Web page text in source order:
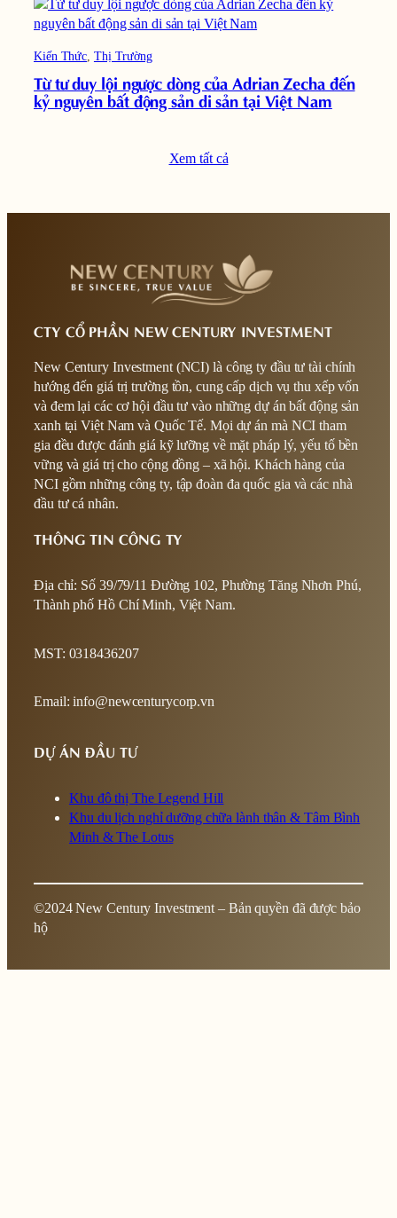
Kiến Thức, Thị Trường
Từ tư duy lội ngược dòng của Adrian Zecha đến
kỷ nguyên bất động sản di sản tại Việt Nam
Xem tất cả
CTY CỔ PHẦN NEW CENTURY INVESTMENT
New Century Investment (NCI) là công ty đầu tư tài chính
hướng đến giá trị trường tồn, cung cấp dịch vụ thu xếp vốn
và đem lại các cơ hội đầu tư vào những dự án bất động sản
xanh tại Việt Nam và Quốc Tế. Mọi dự án mà NCI tham
gia đều được đánh giá kỹ lưỡng về mặt pháp lý, yếu tố bền
vững và giá trị cho cộng đồng – xã hội. Khách hàng của
NCI gồm những công ty, tập đoàn đa quốc gia và các nhà
đầu tư cá nhân.
THÔNG TIN CÔNG TY
Địa chỉ: Số 39/79/11 Đường 102, Phường Tăng Nhơn Phú,
Thành phố Hồ Chí Minh, Việt Nam.
MST: 0318436207
Email: info@newcenturycorp.vn
DỰ ÁN ĐẦU TƯ
Khu đô thị The Legend Hill
Khu du lịch nghỉ dưỡng chữa lành thân & Tâm Bình
Minh & The Lotus
©2024 New Century Investment – Bản quyền đã được bảo
hộ